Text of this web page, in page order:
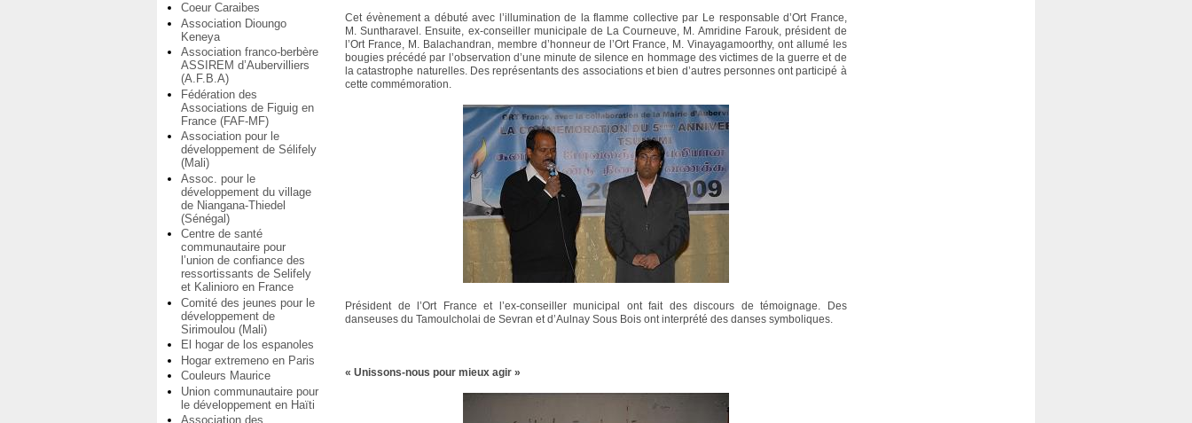
Coeur Caraibes
Association Dioungo
Keneya
Association franco-berbère
ASSIREM d’Aubervilliers
(A.F.B.A)
Fédération des
Associations de Figuig en
France (FAF-MF)
Association pour le
développement de Sélifely
(Mali)
Assoc. pour le
développement du village
de Niangana-Thiedel
(Sénégal)
Centre de santé
communautaire pour
l’union de confiance des
ressortissants de Selifely
et Kalinioro en France
Comité des jeunes pour le
développement de
Sirimoulou (Mali)
El hogar de los espanoles
Hogar extremeno en Paris
Couleurs Maurice
Union communautaire pour
le développement en Haïti
Association des
Cet évènement a débuté avec l’illumination de la flamme collective par Le responsable d’Ort France,
M. Suntharavel. Ensuite, ex-conseiller municipale de La Courneuve, M. Amridine Farouk, président de
l’Ort France, M. Balachandran, membre d’honneur de l’Ort France, M. Vinayagamoorthy, ont allumé les
bougies précédé par l’observation d’une minute de silence en hommage des victimes de la guerre et de
la catastrophe naturelles. Des représentants des associations et bien d’autres personnes ont participé à
cette commémoration.
Président de l’Ort France et l’ex-conseiller municipal ont fait des discours de témoignage. Des
danseuses du Tamoulcholai de Sevran et d’Aulnay Sous Bois ont interprété des danses symboliques.
« Unissons-nous pour mieux agir »